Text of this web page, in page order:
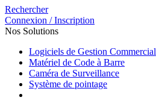
Rechercher
Connexion / Inscription
Nos Solutions
Logiciels de Gestion Commercial
Matériel de Code à Barre
Caméra de Surveillance
Système de pointage